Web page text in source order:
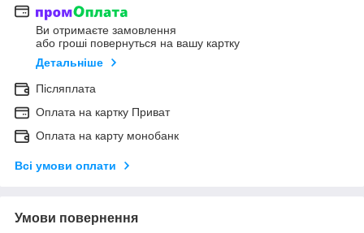
Ви отримаєте замовлення
або гроші повернуться на вашу картку
Детальніше
Післяплата
Оплата на картку Приват
Оплата на карту монобанк
Всі умови оплати
Умови повернення